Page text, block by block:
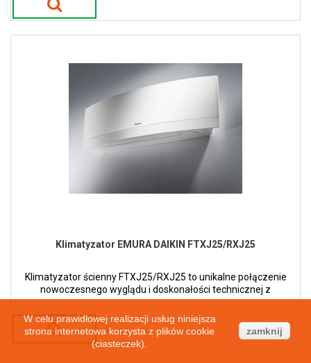
Klimatyzator EMURA DAIKIN FTXJ25/RXJ25
Klimatyzator ścienny FTXJ25/RXJ25 to unikalne połączenie
nowoczesnego wyglądu i doskonałości technicznej z
eleganckim wykończeniem. Dostępność w dwóch wariantach
kolorystycznych białym i srebrnym.
W celu prawidłowej realizacji usług niniejsza
strona internetowa korzysta z plików cookie
(ciasteczek).
zamknij